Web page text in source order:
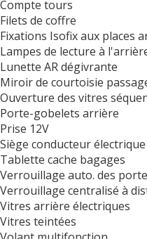
Compte tours
Filets de coffre
Fixations Isofix aux places
Lampes de lecture à
Lunette AR dégivrante
Miroir de courtoisie
Ouverture des vitres
Porte-gobelets arrière
Prise 12V
Siège conducteur électrique
Tablette cache bagages
Verrouillage auto. des
Verrouillage centralisé à
Vitres arrière électriques
Vitres teintées